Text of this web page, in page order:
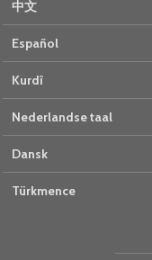
中文
Español
Kurdî
Nederlandse taal
Dansk
Türkmence